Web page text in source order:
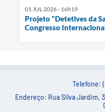
01 JUL 2026 - 16h19
Projeto "Detetives da
Congresso
Telefone:
Endereço: Rua Silva Jardim,